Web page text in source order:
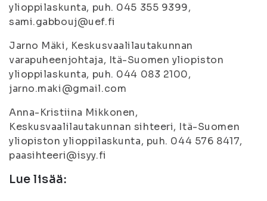
ylioppilaskunta, puh. 045 355 9399,
sami.gabbouj@uef.fi
Jarno Mäki, Keskusvaalilautakunnan
varapuheenjohtaja, Itä-Suomen yliopiston
ylioppilaskunta, puh. 044 083 2100,
jarno.maki@gmail.com
Anna-Kristiina Mikkonen,
Keskusvaalilautakunnan sihteeri, Itä-Suomen
yliopiston ylioppilaskunta, puh. 044 576 8417,
paasihteeri@isyy.fi
Lue lisää: